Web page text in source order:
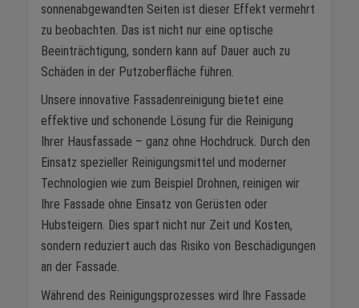
sonnenabgewandten Seiten ist dieser Effekt vermehrt
zu beobachten. Das ist nicht nur eine optische
Beeinträchtigung, sondern kann auf Dauer auch zu
Schäden in der Putzoberfläche führen.
Unsere innovative Fassadenreinigung bietet eine
effektive und schonende Lösung für die Reinigung
Ihrer Hausfassade – ganz ohne Hochdruck. Durch den
Einsatz spezieller Reinigungsmittel und moderner
Technologien wie zum Beispiel Drohnen, reinigen wir
Ihre Fassade ohne Einsatz von Gerüsten oder
Hubsteigern. Dies spart nicht nur Zeit und Kosten,
sondern reduziert auch das Risiko von Beschädigungen
an der Fassade.
Während des Reinigungsprozesses wird Ihre Fassade